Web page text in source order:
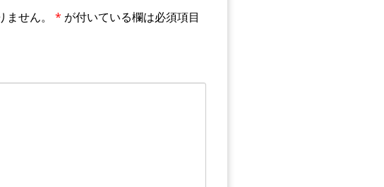
せん。 * が付いている欄は必須項目